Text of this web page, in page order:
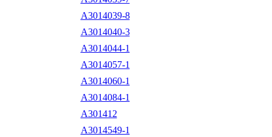
A3014039-8
A3014040-3
A3014044-1
A3014057-1
A3014060-1
A3014084-1
A301412
A3014549-1